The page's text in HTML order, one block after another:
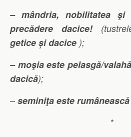
– mândria, nobilitatea
precădere dacice!
getice și dacice );
– moşia este pelasgă/valahă
dacică);
–seminiţa este
*